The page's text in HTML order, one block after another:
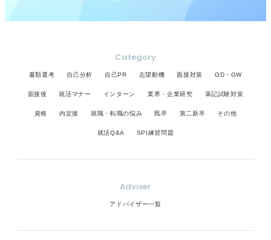
Category
書類選考 自己分析 自己PR 志望動機 面接対策 GD・GW
面接後 就活マナー インターン 業界・企業研究 筆記試験対策
資格 内定後 就職・転職の悩み 既卒 第二新卒 その他
就活Q&A SPI練習問題
Adviser
アドバイザー一覧